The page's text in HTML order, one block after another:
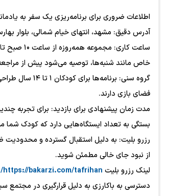
اطلاعات ضروری برای برنامه‌ریزی یک سفر به
آدرس دقیق: مشهد، انتهای خیام شمالی، بلوار
خاص مانند شنبه‌ها، توصیه می‌شود پیش از
فضای بازی دارند.
بستگی به تعداد ایستگاه‌هایی دارد که کودک
رزرو بلیت: به دلیل استقبال گسترده و محدودیت
از نبود جای خالی مطمئن شوید.
لینک رزرو بلیت https://bakarzi.com/tafrihan/
دسترسی به باکارزی به دلیل قرارگیری در مجتمع